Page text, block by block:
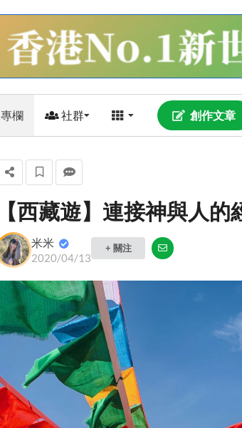
專欄 社群 創作文章
【西藏遊】連接神與人的
米米
2020/04/13
+ 關注